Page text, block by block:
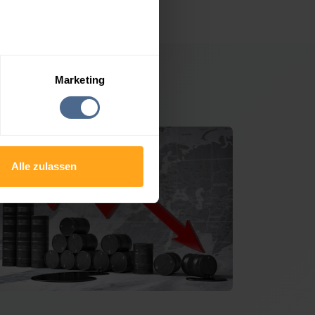
Marketing
Alle zulassen
bei Graz